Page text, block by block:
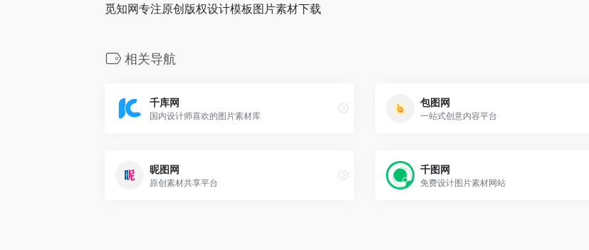
觅知网专注原创版权设计模板图片素材下载
相关导航
千库网
国内设计师喜欢的图片素材库
包图网
一站式创意内容平台
昵图网
原创素材共享平台
千图网
免费设计图片素材网站